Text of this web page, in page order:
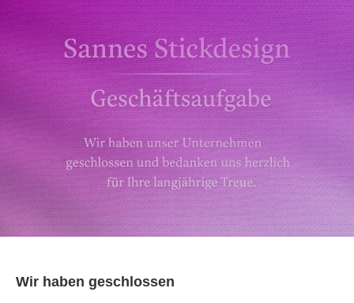
Wir haben geschlossen